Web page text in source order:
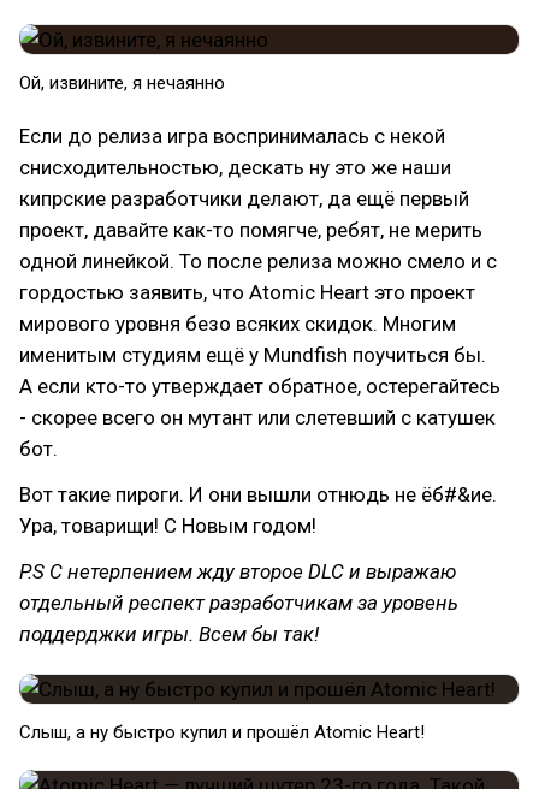
Ой, извините, я нечаянно
Если до релиза игра воспринималась с некой
снисходительностью, дескать ну это же наши
кипрские разработчики делают, да ещё первый
проект, давайте как-то помягче, ребят, не мерить
одной линейкой. То после релиза можно смело и с
гордостью заявить, что Atomic Heart это проект
мирового уровня безо всяких скидок. Многим
именитым студиям ещё у Mundfish поучиться бы.
А если кто-то утверждает обратное, остерегайтесь
- скорее всего он мутант или слетевший с катушек
бот.
Вот такие пироги. И они вышли отнюдь не ёб#&ие.
Ура, товарищи! С Новым годом!
P.S С нетерпением жду второе DLC и выражаю
отдельный респект разработчикам за уровень
поддерджки игры. Всем бы так!
Слыш, а ну быстро купил и прошёл Atomic Heart!